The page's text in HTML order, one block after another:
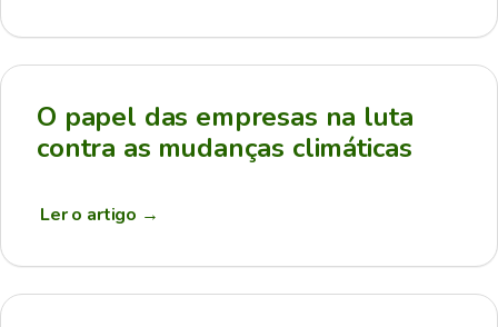
O papel das empresas na luta
contra as mudanças climáticas
Ler o artigo →